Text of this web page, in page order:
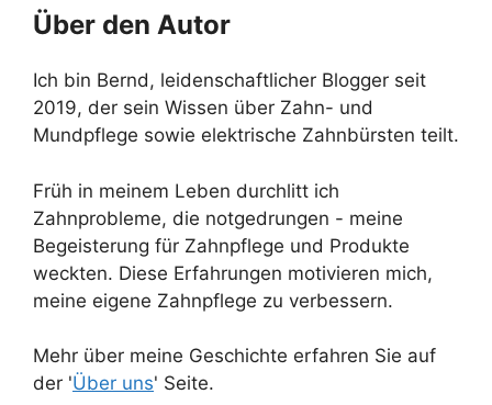
Über den Autor
Ich bin Bernd, leidenschaftlicher Blogger seit
2019, der sein Wissen über Zahn- und
Mundpflege sowie elektrische Zahnbürsten teilt.
Früh in meinem Leben durchlitt ich
Zahnprobleme, die notgedrungen - meine
Begeisterung für Zahnpflege und Produkte
weckten. Diese Erfahrungen motivieren mich,
meine eigene Zahnpflege zu verbessern.
Mehr über meine Geschichte erfahren Sie auf
der 'Über uns' Seite.